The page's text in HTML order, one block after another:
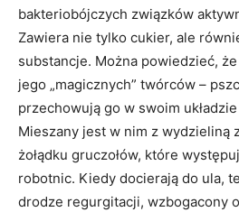
bakteriobójczych związków
Zawiera nie tylko cukier, ale
substancje. Można powiedzieć,
jego „magicznych” twórców –
przechowują go w swoim
Mieszany jest w nim z wydzieliną
żołądku gruczołów, które
robotnic. Kiedy docierają do ula,
drodze regurgitacji, wzbogacony